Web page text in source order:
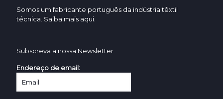
Somos um fabricante português da indústria têxtil
técnica. Saiba mais aqui.
Subscreva a nossa Newsletter
Endereço de email: